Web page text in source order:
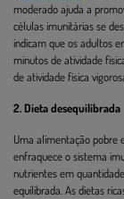
moderado ajuda a
células imunitárias se
indicam que os adultos
minutos de atividade
de atividade física
2. Dieta desequilibrada
Uma alimentação pobre
enfraquece o sistema
nutrientes em
equilibrada. As dietas